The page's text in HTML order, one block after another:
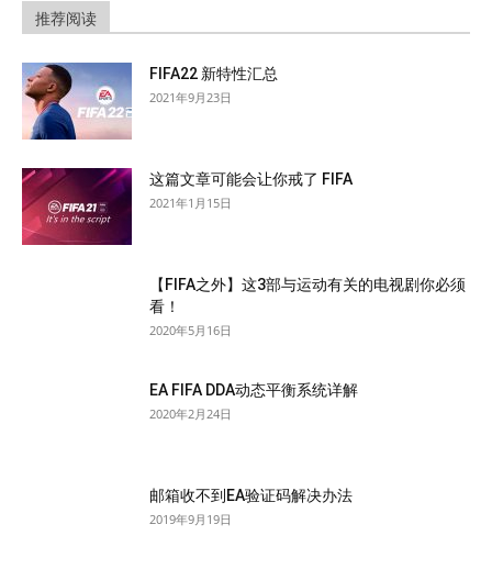
推荐阅读
FIFA22 新特性汇总
2021年9月23日
这篇文章可能会让你戒了 FIFA
2021年1月15日
【FIFA之外】这3部与运动有关的电视剧你必须
看！
2020年5月16日
EA FIFA DDA动态平衡系统详解
2020年2月24日
邮箱收不到EA验证码解决办法
2019年9月19日